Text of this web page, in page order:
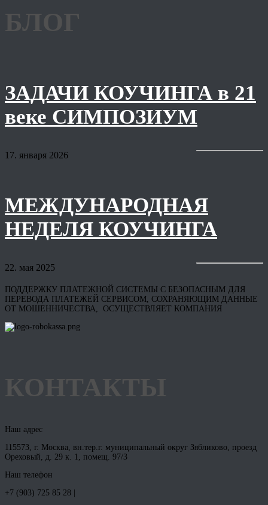
БЛОГ
ЗАДАЧИ КОУЧИНГА в 21
веке СИМПОЗИУМ
17. января 2026
МЕЖДУНАРОДНАЯ
НЕДЕЛЯ КОУЧИНГА
22. мая 2025
ПОДДЕРЖКУ ПЛАТЕЖНОЙ СИСТЕМЫ С БЕЗОПАСНЫМ ДЛЯ
ПЕРЕВОДА ПЛАТЕЖЕЙ СЕРВИСОМ, СОХРАНЯЮЩИМ ДАННЫЕ
ОТ МОШЕННИЧЕСТВА, ОСУЩЕСТВЛЯЕТ КОМПАНИЯ
КОНТАКТЫ
Наш адрес
115573, г. Москва, вн.тер.г. муниципальный округ Зябликово, проезд
Ореховый, д. 29 к. 1, помещ. 97/3
Наш телефон
+7 (903) 725 85 28 |